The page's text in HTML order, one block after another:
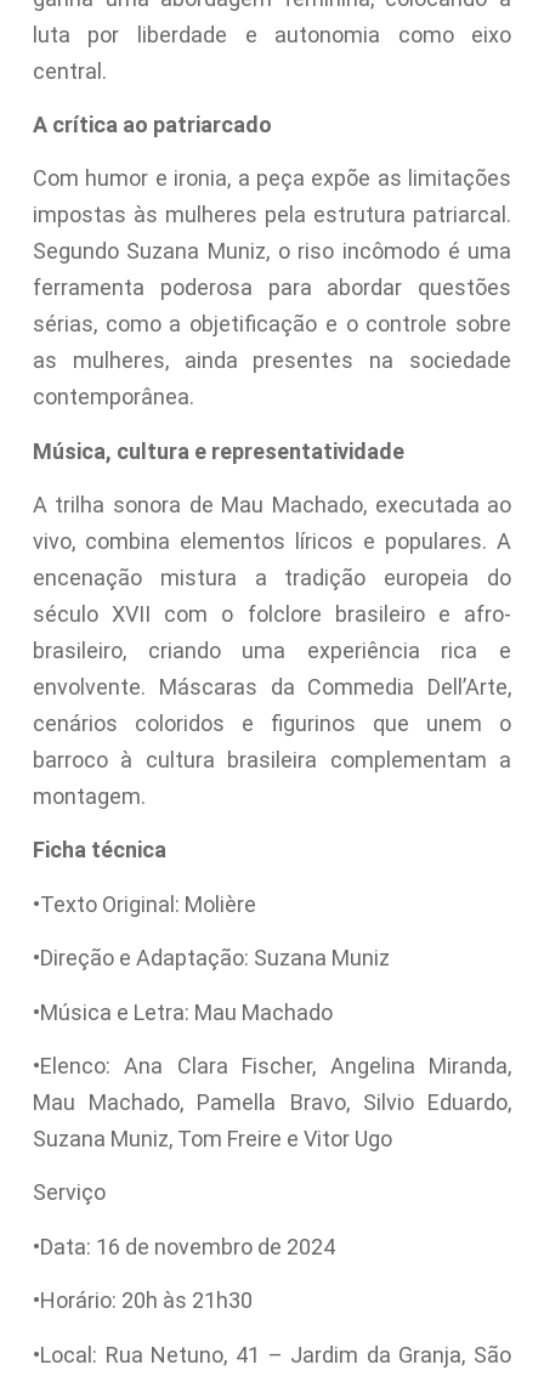
luta por liberdade e autonomia como eixo
central.
A crítica ao patriarcado
Com humor e ironia, a peça expõe as limitações
impostas às mulheres pela estrutura patriarcal.
Segundo Suzana Muniz, o riso incômodo é uma
ferramenta poderosa para abordar questões
sérias, como a objetificação e o controle sobre
as mulheres, ainda presentes na sociedade
contemporânea.
Música, cultura e representatividade
A trilha sonora de Mau Machado, executada ao
vivo, combina elementos líricos e populares. A
encenação mistura a tradição europeia do
século XVII com o folclore brasileiro e afro-
brasileiro, criando uma experiência rica e
envolvente. Máscaras da Commedia Dell’Arte,
cenários coloridos e figurinos que unem o
barroco à cultura brasileira complementam a
montagem.
Ficha técnica
•Texto Original: Molière
•Direção e Adaptação: Suzana Muniz
•Música e Letra: Mau Machado
•Elenco: Ana Clara Fischer, Angelina Miranda,
Mau Machado, Pamella Bravo, Silvio Eduardo,
Suzana Muniz, Tom Freire e Vitor Ugo
Serviço
•Data: 16 de novembro de 2024
•Horário: 20h às 21h30
•Local: Rua Netuno, 41 – Jardim da Granja, São